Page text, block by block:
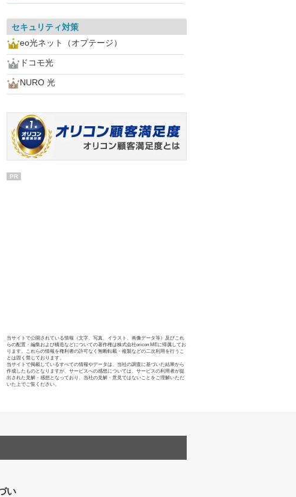
セキュリティ対策
eo光ネット（オプテージ）
ドコモ光
NURO 光
PR
当サイトで公開されている情報（文字、写真、イラスト、画像データ等）及びこれ
らの配置・編集および構造などについての著作権は株式会社oricon MEに帰属してお
ります。これらの情報を権利者の許可なく無断転載・複製などの二次利用を行うこ
とは固く禁じております。
当サイトで掲載しているすべての情報やデータは、当社の調査に基づいた結果から
作成したものとなりますが、サービスへの感想については、サービスの利用者が提
出された見解・感想となっており、当社の見解・意見ではないことをご理解いただ
いた上でご覧ください。
い